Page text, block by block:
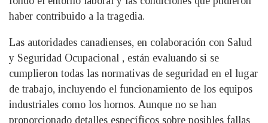
haber contribuido a la tragedia.
Las autoridades canadienses, en colaboración con Salud
y Seguridad Ocupacional , están evaluando si se
cumplieron todas las normativas de seguridad en el lugar
de trabajo, incluyendo el funcionamiento de los equipos
industriales como los hornos. Aunque no se han
proporcionado detalles específicos sobre posibles fallas